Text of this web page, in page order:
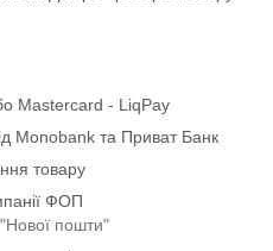
Mastercard - LiqPay
Monobank та Приват Банк
товару
ФОП
пошти"